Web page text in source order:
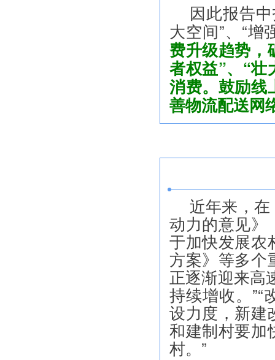
因此报告
大空间”、“
费升级趋势，
者权益”、“
消费。鼓励线
善物流配送网
近年来，
动力的意见》
于加快发展农
方案》等多个
正逐渐迎来高
持续增收。”“
设力度，新建
和建制村要加
村。”